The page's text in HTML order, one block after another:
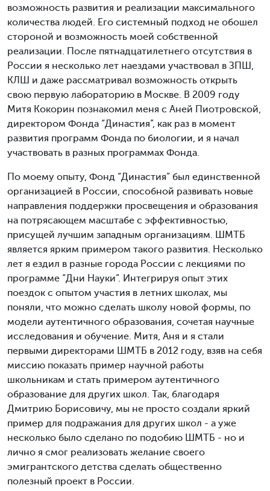
возможность развития и реализации максимального
количества людей. Его системный подход не обошел
стороной и возможность моей собственной
реализации. После пятнадцатилетнего отсутствия в
России я несколько лет наездами участвовал в ЗПШ,
КЛШ и даже рассматривал возможность открыть
свою первую лабораторию в Москве. В 2009 году
Митя Кокорин познакомил меня с Аней Пиотровской,
директором Фонда “Династия”, как раз в момент
развития программ Фонда по биологии, и я начал
участвовать в разных программах Фонда.
По моему опыту, Фонд “Династия” был единственной
организацией в России, способной развивать новые
направления поддержки просвещения и образования
на потрясающем масштабе с эффективностью,
присущей лучшим западным организациям. ШМТБ
является ярким примером такого развития. Несколько
лет я ездил в разные города России с лекциями по
программе “Дни Науки”. Интегрируя опыт этих
поездок с опытом участия в летних школах, мы
поняли, что можно сделать школу новой формы, по
модели аутентичного образования, сочетая научные
исследования и обучение. Митя, Аня и я стали
первыми директорами ШМТБ в 2012 году, взяв на себя
миссию показать пример научной работы
школьникам и стать примером аутентичного
образование для других школ. Так, благодаря
Дмитрию Борисовичу, мы не просто создали яркий
пример для подражания для других школ - а уже
несколько было сделано по подобию ШМТБ - но и
лично я смог реализовать желание своего
эмигрантского детства сделать общественно
полезный проект в России.